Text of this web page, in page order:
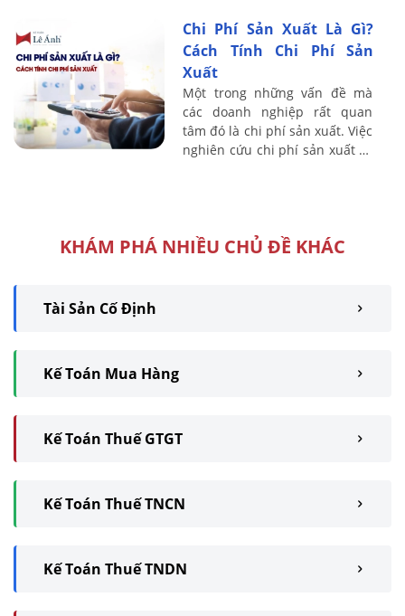
Cách hạch ...
Chi Phí Sản Xuất Là Gì?
Cách Tính Chi Phí Sản
Xuất
Một trong những vấn đề mà
các doanh nghiệp rất quan
tâm đó là chi phí sản xuất. Việc
nghiên cứu chi phí sản xuất sẽ
KHÁM PHÁ NHIỀU CHỦ ĐỀ KHÁC
Tài Sản Cố Định
Kế Toán Mua Hàng
Kế Toán Thuế GTGT
Kế Toán Thuế TNCN
Kế Toán Thuế TNDN